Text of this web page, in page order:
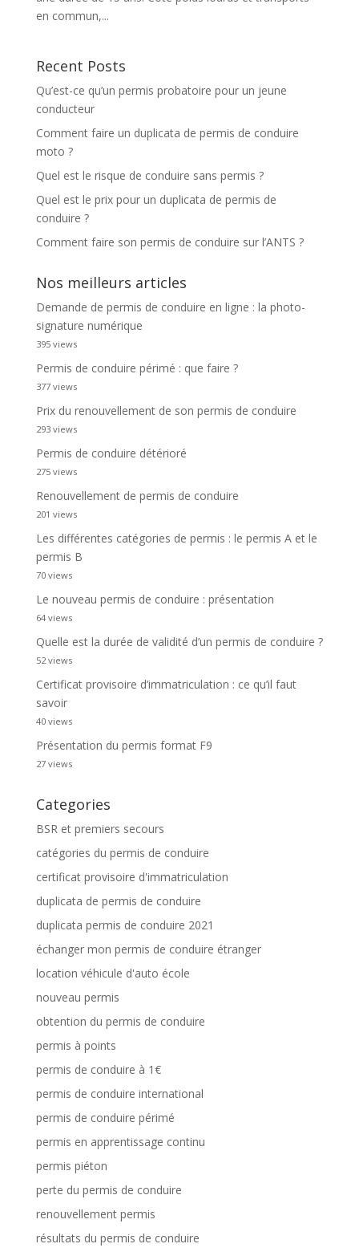
en commun,...
Recent Posts
Qu’est-ce qu’un permis probatoire pour un jeune
conducteur
Comment faire un duplicata de permis de conduire
moto ?
Quel est le risque de conduire sans permis ?
Quel est le prix pour un duplicata de permis de
conduire ?
Comment faire son permis de conduire sur l’ANTS ?
Nos meilleurs articles
Demande de permis de conduire en ligne : la photo-
signature numérique
395 views
Permis de conduire périmé : que faire ?
377 views
Prix du renouvellement de son permis de conduire
293 views
Permis de conduire détérioré
275 views
Renouvellement de permis de conduire
201 views
Les différentes catégories de permis : le permis A et le
permis B
70 views
Le nouveau permis de conduire : présentation
64 views
Quelle est la durée de validité d’un permis de conduire ?
52 views
Certificat provisoire d’immatriculation : ce qu’il faut
savoir
40 views
Présentation du permis format F9
27 views
Categories
BSR et premiers secours
catégories du permis de conduire
certificat provisoire d'immatriculation
duplicata de permis de conduire
duplicata permis de conduire 2021
échanger mon permis de conduire étranger
location véhicule d'auto école
nouveau permis
obtention du permis de conduire
permis à points
permis de conduire à 1€
permis de conduire international
permis de conduire périmé
permis en apprentissage continu
permis piéton
perte du permis de conduire
renouvellement permis
résultats du permis de conduire